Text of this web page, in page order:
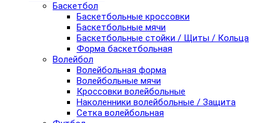
Баскетбол
Баскетбольные кроссовки
Баскетбольные мячи
Баскетбольные стойки / Щиты / Кольца
Форма баскетбольная
Волейбол
Волейбольная форма
Волейбольные мячи
Кроссовки волейбольные
Наколенники волейбольные / Защита
Сетка волейбольная